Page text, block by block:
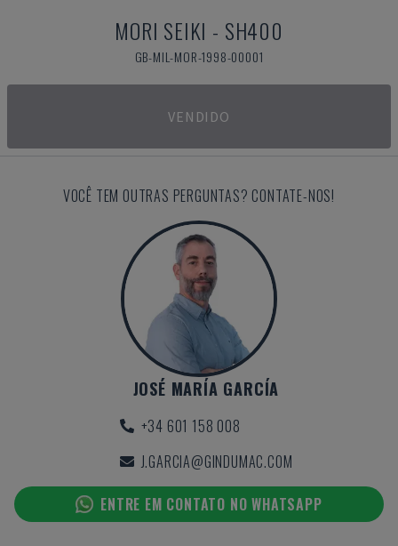
MORI SEIKI - SH400
GB-MIL-MOR-1998-00001
VENDIDO
VOCÊ TEM OUTRAS PERGUNTAS? CONTATE-NOS!
JOSÉ MARÍA GARCÍA
+34 601 158 008
J.GARCIA@GINDUMAC.COM
ENTRE EM CONTATO NO WHATSAPP